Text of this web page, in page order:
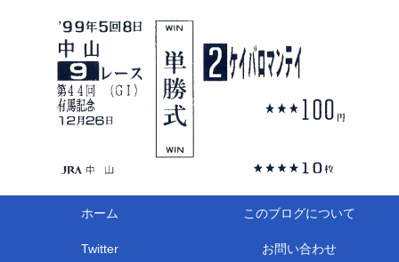
ホーム このブログについて
Twitter お問い合わせ